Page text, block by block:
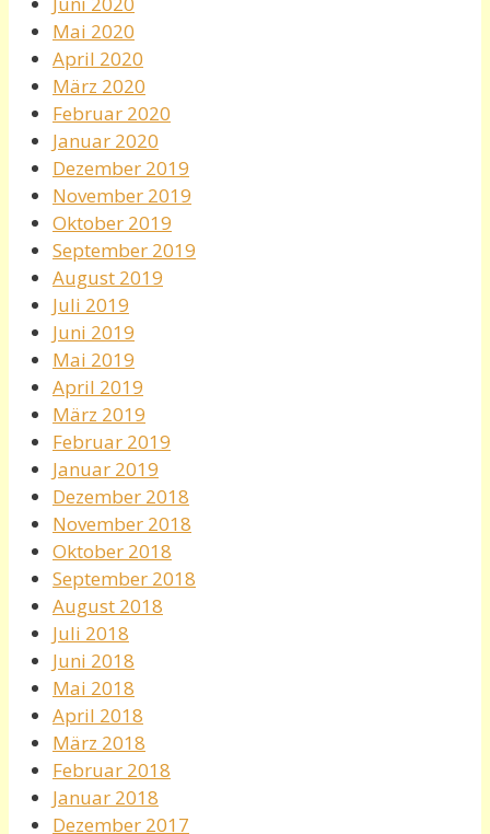
Mai 2020
April 2020
März 2020
Februar 2020
Januar 2020
Dezember 2019
November 2019
Oktober 2019
September 2019
August 2019
Juli 2019
Juni 2019
Mai 2019
April 2019
März 2019
Februar 2019
Januar 2019
Dezember 2018
November 2018
Oktober 2018
September 2018
August 2018
Juli 2018
Juni 2018
Mai 2018
April 2018
März 2018
Februar 2018
Januar 2018
Dezember 2017